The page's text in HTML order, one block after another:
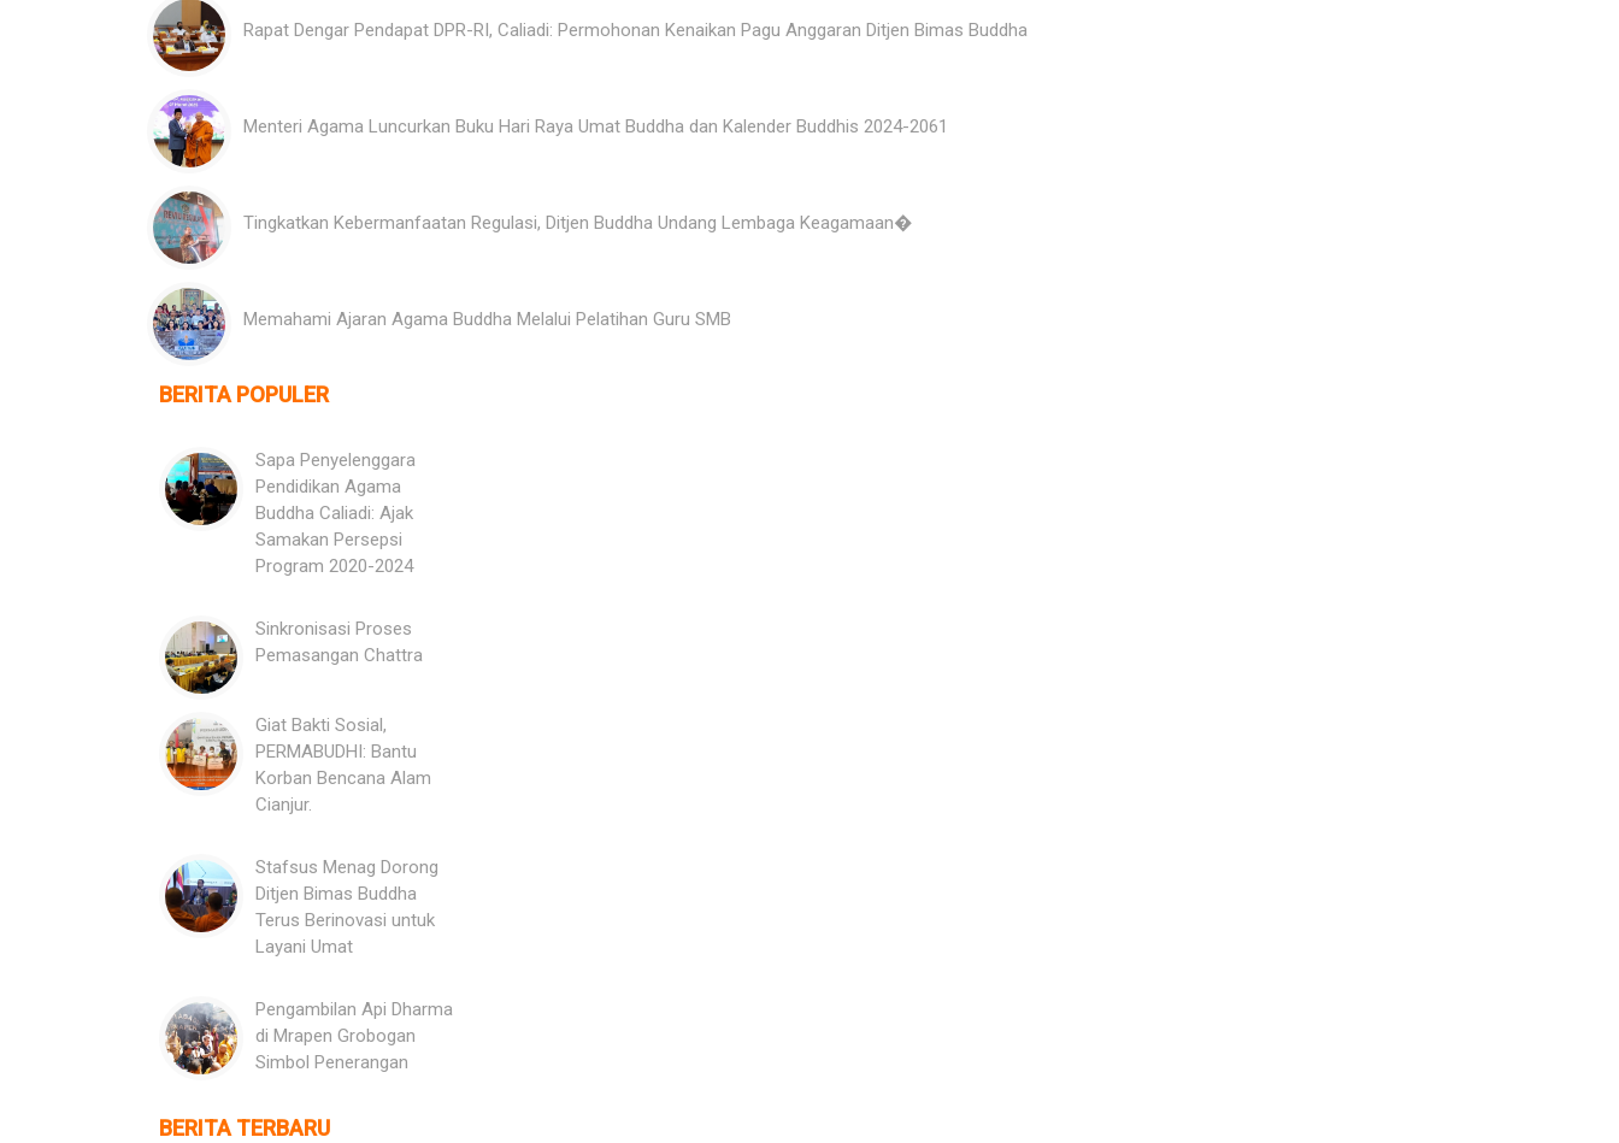
Rapat Dengar Pendapat DPR-RI, Caliadi: Permohonan Kenaikan Pagu Anggaran Ditjen Bimas Buddha
Menteri Agama Luncurkan Buku Hari Raya Umat Buddha dan Kalender Buddhis 2024-2061
Tingkatkan Kebermanfaatan Regulasi, Ditjen Buddha Undang Lembaga Keagamaan�
Memahami Ajaran Agama Buddha Melalui Pelatihan Guru SMB
BERITA POPULER
Sapa Penyelenggara
Pendidikan Agama
Buddha Caliadi: Ajak
Samakan Persepsi
Program 2020-2024
Sinkronisasi Proses
Pemasangan Chattra
Giat Bakti Sosial,
PERMABUDHI: Bantu
Korban Bencana Alam
Cianjur.
Stafsus Menag Dorong
Ditjen Bimas Buddha
Terus Berinovasi untuk
Layani Umat
Pengambilan Api Dharma
di Mrapen Grobogan
Simbol Penerangan
BERITA TERBARU